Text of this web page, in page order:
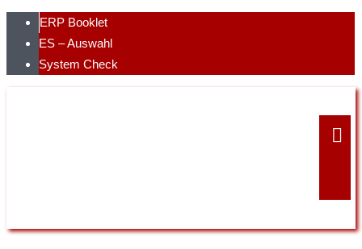
Skip
content
ERP Booklet
ES – Auswahl
System Check